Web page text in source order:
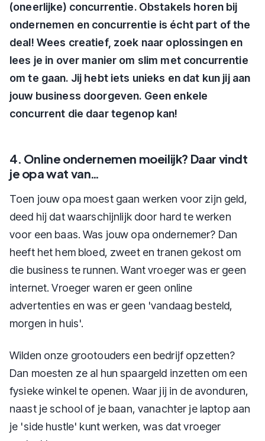
(oneerlijke) concurrentie. Obstakels horen bij
ondernemen en concurrentie is écht part of the
deal! Wees creatief, zoek naar oplossingen en
lees je in over manier om slim met concurrentie
om te gaan. Jij hebt iets unieks en dat kun jij aan
jouw business doorgeven. Geen enkele
concurrent die daar tegenop kan!
4. Online ondernemen moeilijk? Daar vindt
je opa wat van…
Toen jouw opa moest gaan werken voor zijn geld,
deed hij dat waarschijnlijk door hard te werken
voor een baas. Was jouw opa ondernemer? Dan
heeft het hem bloed, zweet en tranen gekost om
die business te runnen. Want vroeger was er geen
internet. Vroeger waren er geen online
advertenties en was er geen 'vandaag besteld,
morgen in huis'.
Wilden onze grootouders een bedrijf opzetten?
Dan moesten ze al hun spaargeld inzetten om een
fysieke winkel te openen. Waar jij in de avonduren,
naast je school of je baan, vanachter je laptop aan
je 'side hustle' kunt werken, was dat vroeger